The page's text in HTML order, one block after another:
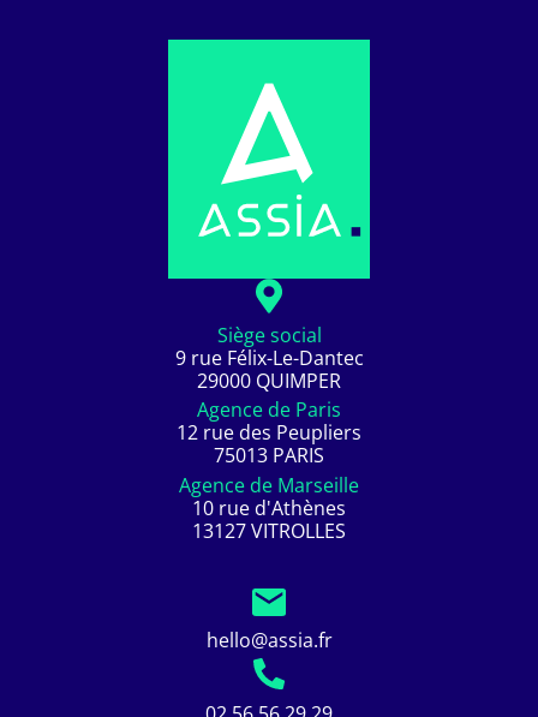
Siège social
9 rue Félix-Le-Dantec
29000 QUIMPER
Agence de Paris
12 rue des Peupliers
75013 PARIS
Agence de Marseille
10 rue d'Athènes
13127 VITROLLES
hello@assia.fr